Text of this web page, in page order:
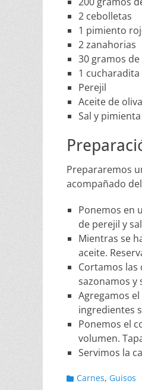
2 cebolletas
1 pimiento
2 zanahorias
30 gramos de
1
Perejil
Aceite de
Sal y pimienta
Prepararemos
acompañado
Ponemos en
de perejil y
Mientras se
aceite.
Cortamos las
sazonamos y
Agregamos
ingredientes
Ponemos el
volumen.
Servimos la
Categorias
Carnes, Guisos